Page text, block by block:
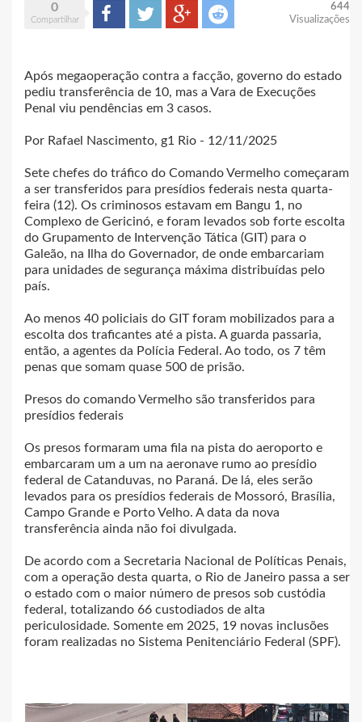
0
Compartilhar
Compartilhar
Tweet Google+ Reddit
644
Visualizações
Após megaoperação contra a facção, governo do estado
pediu transferência de 10, mas a Vara de Execuções
Penal viu pendências em 3 casos.
Por Rafael Nascimento, g1 Rio - 12/11/2025
Sete chefes do tráfico do Comando Vermelho começaram
a ser transferidos para presídios federais nesta quarta-
feira (12). Os criminosos estavam em Bangu 1, no
Complexo de Gericinó, e foram levados sob forte escolta
do Grupamento de Intervenção Tática (GIT) para o
Galeão, na Ilha do Governador, de onde embarcariam
para unidades de segurança máxima distribuídas pelo
país.
Ao menos 40 policiais do GIT foram mobilizados para a
escolta dos traficantes até a pista. A guarda passaria,
então, a agentes da Polícia Federal. Ao todo, os 7 têm
penas que somam quase 500 de prisão.
Presos do comando Vermelho são transferidos para
presídios federais
Os presos formaram uma fila na pista do aeroporto e
embarcaram um a um na aeronave rumo ao presídio
federal de Catanduvas, no Paraná. De lá, eles serão
levados para os presídios federais de Mossoró, Brasília,
Campo Grande e Porto Velho. A data da nova
transferência ainda não foi divulgada.
De acordo com a Secretaria Nacional de Políticas Penais,
com a operação desta quarta, o Rio de Janeiro passa a ser
o estado com o maior número de presos sob custódia
federal, totalizando 66 custodiados de alta
periculosidade. Somente em 2025, 19 novas inclusões
foram realizadas no Sistema Penitenciário Federal (SPF).